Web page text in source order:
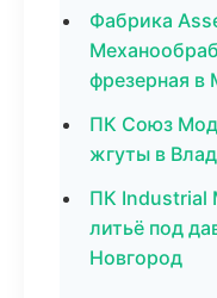
Фабрика
фрезерная в
ПК Союз
жгуты в
ПК Industrial
литьё под
Новгород